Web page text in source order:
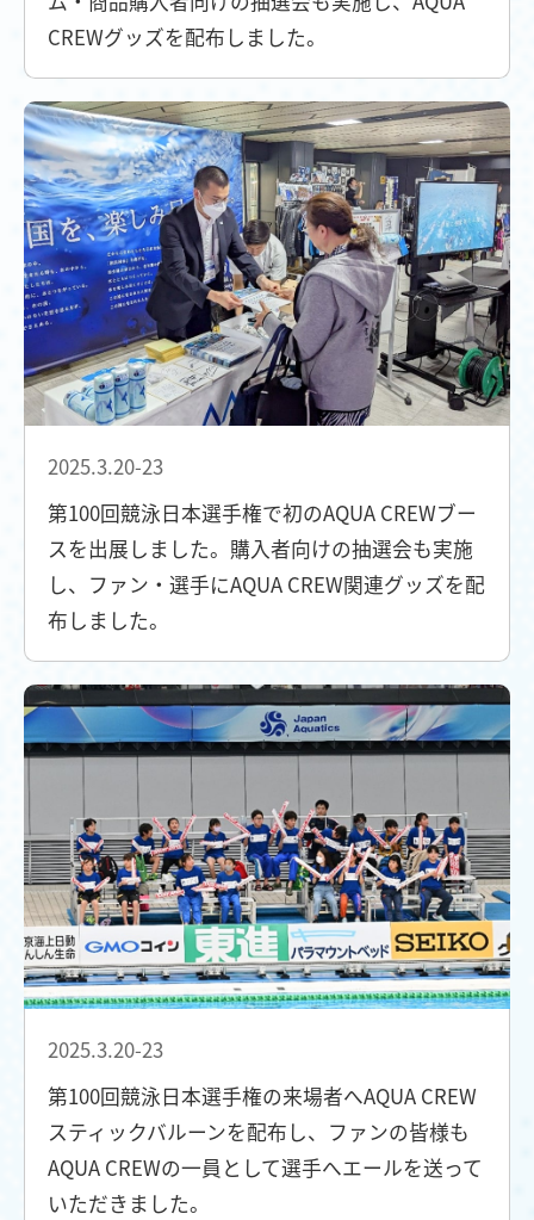
CREWグッズを配布しました。
2025.3.20-23
第100回競泳日本選手権で初のAQUA CREWブー
スを出展しました。購入者向けの抽選会も実施
し、ファン・選手にAQUA CREW関連グッズを配
布しました。
2025.3.20-23
第100回競泳日本選手権の来場者へAQUA CREW
スティックバルーンを配布し、ファンの皆様も
AQUA CREWの一員として選手へエールを送って
いただきました。